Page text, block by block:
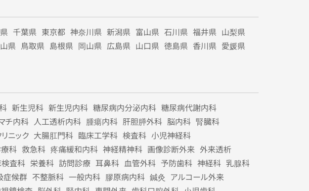
千葉県 東京都 神奈川県 新潟県 富山県 石川県 福井県 山梨県
県 鳥取県 島根県 岡山県 広島県 山口県 徳島県 香川県 愛媛県
新生児科 新生児内科 糖尿病内分泌内科 糖尿病代謝内科
チ内科 人工透析内科 腫瘍内科 肝胆膵外科 脳内科 腎臓科
ニック 大腸肛門科 臨床工学科 検査科 小児神経科
科 救急科 疼痛緩和内科 神経精神科 画像診断外来 外来透析
査科 栄養科 訪問診療 耳鼻科 血管外科 予防歯科 神経科 乳腺科
症候群 不整脈科 一般内科 膠原病内科 鍼灸 アルコール外来